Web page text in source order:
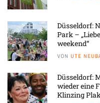
Düsseldorf:
Park –
weekend“
VON UTE
Düsseldorf:
wieder eine
Klinzing